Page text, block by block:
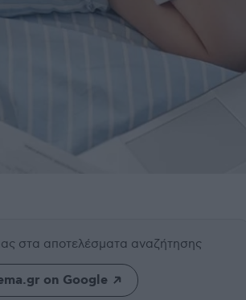
στα αποτελέσματα αναζήτησης
on Google